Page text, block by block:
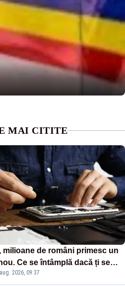
MAI CITITE
milioane de români primesc un
Ce se întâmplă dacă ți se
produs
2026, 09:37